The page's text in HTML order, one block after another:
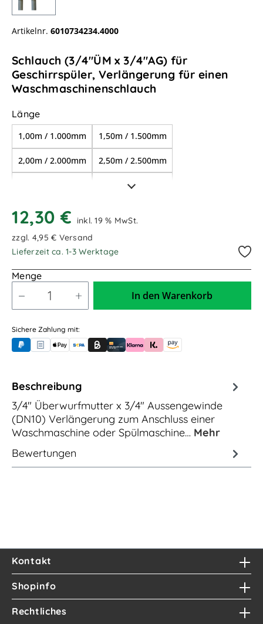
Artikelnr. 6010734234.4000
Schlauch (3/4"ÜM x 3/4"AG) für
Geschirrspüler, Verlängerung für einen
Waschmaschinenschlauch
Längeauswählen
1,00m / 1.000mm 1,50m / 1.500mm
2,00m / 2.000mm 2,50m / 2.500mm
3,50m / 3.500mm
4,00m / 4.000mm
5,00m / 5.000mm
7,00m / 7.000mm 8,00m / 8.000mm
9,00m / 9.000mm 10,00m / 10.000mm
12,30 €
inkl. 19 % MwSt.
zzgl. 4,95 € Versand
Lieferzeit ca. 1-3 Werktage
Menge
In den Warenkorb
Sichere Zahlung mit:
PayPalRechnungskauf (für Behörden)
Apple PayBanküberweisung (vorab)
Rechnungskauf (Billie)
Kreditkarte
Rechnung oder Ratenkauf (Klarna)
Sofortüberweisung (Klarna)
Amazon Pay
Beschreibung
3/4" Überwurfmutter x 3/4" Aussengewinde
(DN10) Verlängerung zum Anschluss einer
Waschmaschine oder Spülmaschine… Mehr
Bewertungen
Kontakt
Shopinfo
Rechtliches